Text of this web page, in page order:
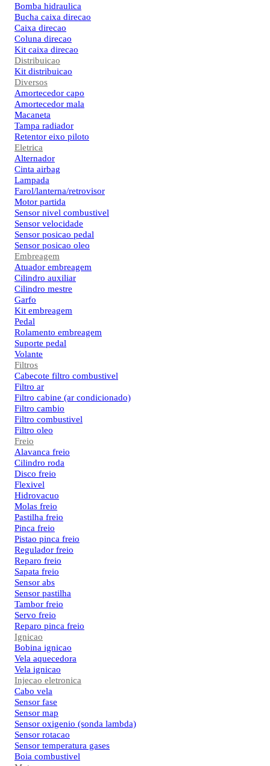
Bomba hidraulica
Bucha caixa direcao
Caixa direcao
Coluna direcao
Kit caixa direcao
Distribuicao
Kit distribuicao
Diversos
Amortecedor capo
Amortecedor mala
Macaneta
Tampa radiador
Retentor eixo piloto
Eletrica
Alternador
Cinta airbag
Lampada
Farol/lanterna/retrovisor
Motor partida
Sensor nivel combustivel
Sensor velocidade
Sensor posicao pedal
Sensor posicao oleo
Embreagem
Atuador embreagem
Cilindro auxiliar
Cilindro mestre
Garfo
Kit embreagem
Pedal
Rolamento embreagem
Suporte pedal
Volante
Filtros
Cabecote filtro combustivel
Filtro ar
Filtro cabine (ar condicionado)
Filtro cambio
Filtro combustivel
Filtro oleo
Freio
Alavanca freio
Cilindro roda
Disco freio
Flexivel
Hidrovacuo
Molas freio
Pastilha freio
Pinca freio
Pistao pinca freio
Regulador freio
Reparo freio
Sapata freio
Sensor abs
Sensor pastilha
Tambor freio
Servo freio
Reparo pinca freio
Ignicao
Bobina ignicao
Vela aquecedora
Vela ignicao
Injecao eletronica
Cabo vela
Sensor fase
Sensor map
Sensor oxigenio (sonda lambda)
Sensor rotacao
Sensor temperatura gases
Boia combustivel